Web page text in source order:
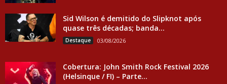
Sid Wilson é demitido do Slipknot após
quase três décadas; banda...
Destaque 03/08/2026
Cobertura: John Smith Rock Festival 2026
(Helsinque / FI) – Parte...